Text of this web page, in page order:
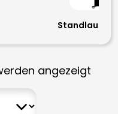
angezeigt